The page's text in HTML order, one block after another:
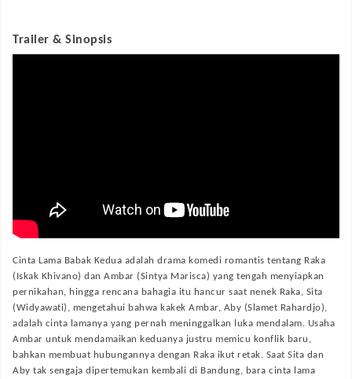
Trailer & Sinopsis
Cinta Lama Babak Kedua adalah drama komedi romantis tentang Raka
(Iskak Khivano) dan Ambar (Sintya Marisca) yang tengah menyiapkan
pernikahan, hingga rencana bahagia itu hancur saat nenek Raka, Sita
(Widyawati), mengetahui bahwa kakek Ambar, Aby (Slamet Rahardjo),
adalah cinta lamanya yang pernah meninggalkan luka mendalam. Usaha
Ambar untuk mendamaikan keduanya justru memicu konflik baru,
bahkan membuat hubungannya dengan Raka ikut retak. Saat Sita dan
Aby tak sengaja dipertemukan kembali di Bandung, bara cinta lama